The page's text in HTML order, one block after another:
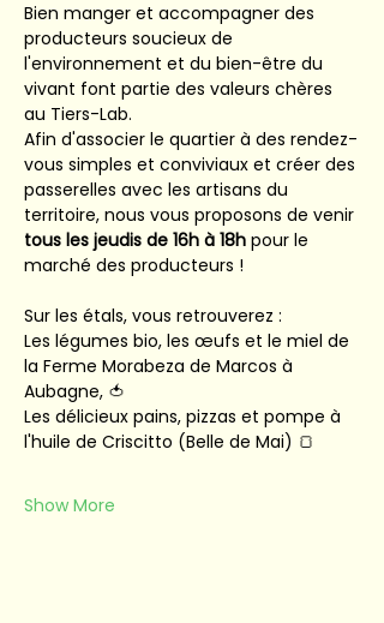
Bien manger et accompagner des
producteurs soucieux de
l'environnement et du bien-être du
vivant font partie des valeurs chères
au Tiers-Lab.
Afin d'associer le quartier à des rendez-
vous simples et conviviaux et créer des
passerelles avec les artisans du
territoire, nous vous proposons de venir
tous les jeudis de 16h à 18h pour le
marché des producteurs !
Sur les étals, vous retrouverez :
Les légumes bio, les œufs et le miel de
la Ferme Morabeza de Marcos à
Aubagne, 🍅
Les délicieux pains, pizzas et pompe à
l'huile de Criscitto (Belle de Mai) 🍞
Show More